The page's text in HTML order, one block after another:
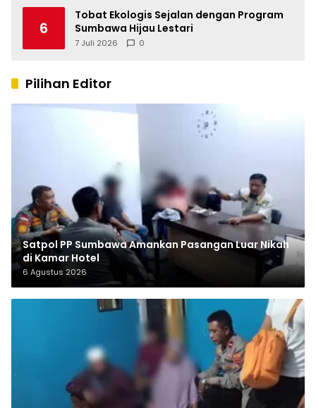
6
Tobat Ekologis Sejalan dengan Program
Sumbawa Hijau Lestari
7 Juli 2026 0
Pilihan Editor
Satpol PP Sumbawa Amankan Pasangan Luar Nikah
di Kamar Hotel
6 Agustus 2026